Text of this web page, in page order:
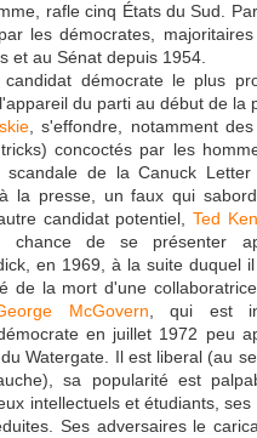
rafle cinq États du Sud.
les démocrates,
et au Sénat depuis 1954.
démocrate le plus
du parti au début de la
, s'effondre, notamment
concoctés par les
scandale de la Canuck
la presse, un faux qui
candidat potentiel, Ted
chance de se présenter
en 1969, à la suite duquel
de la mort d'une
McGovern, qui est
en juillet 1972 peu
Watergate. Il est liberal (au
sa popularité est
intellectuels et étudiants,
Ses adversaires le